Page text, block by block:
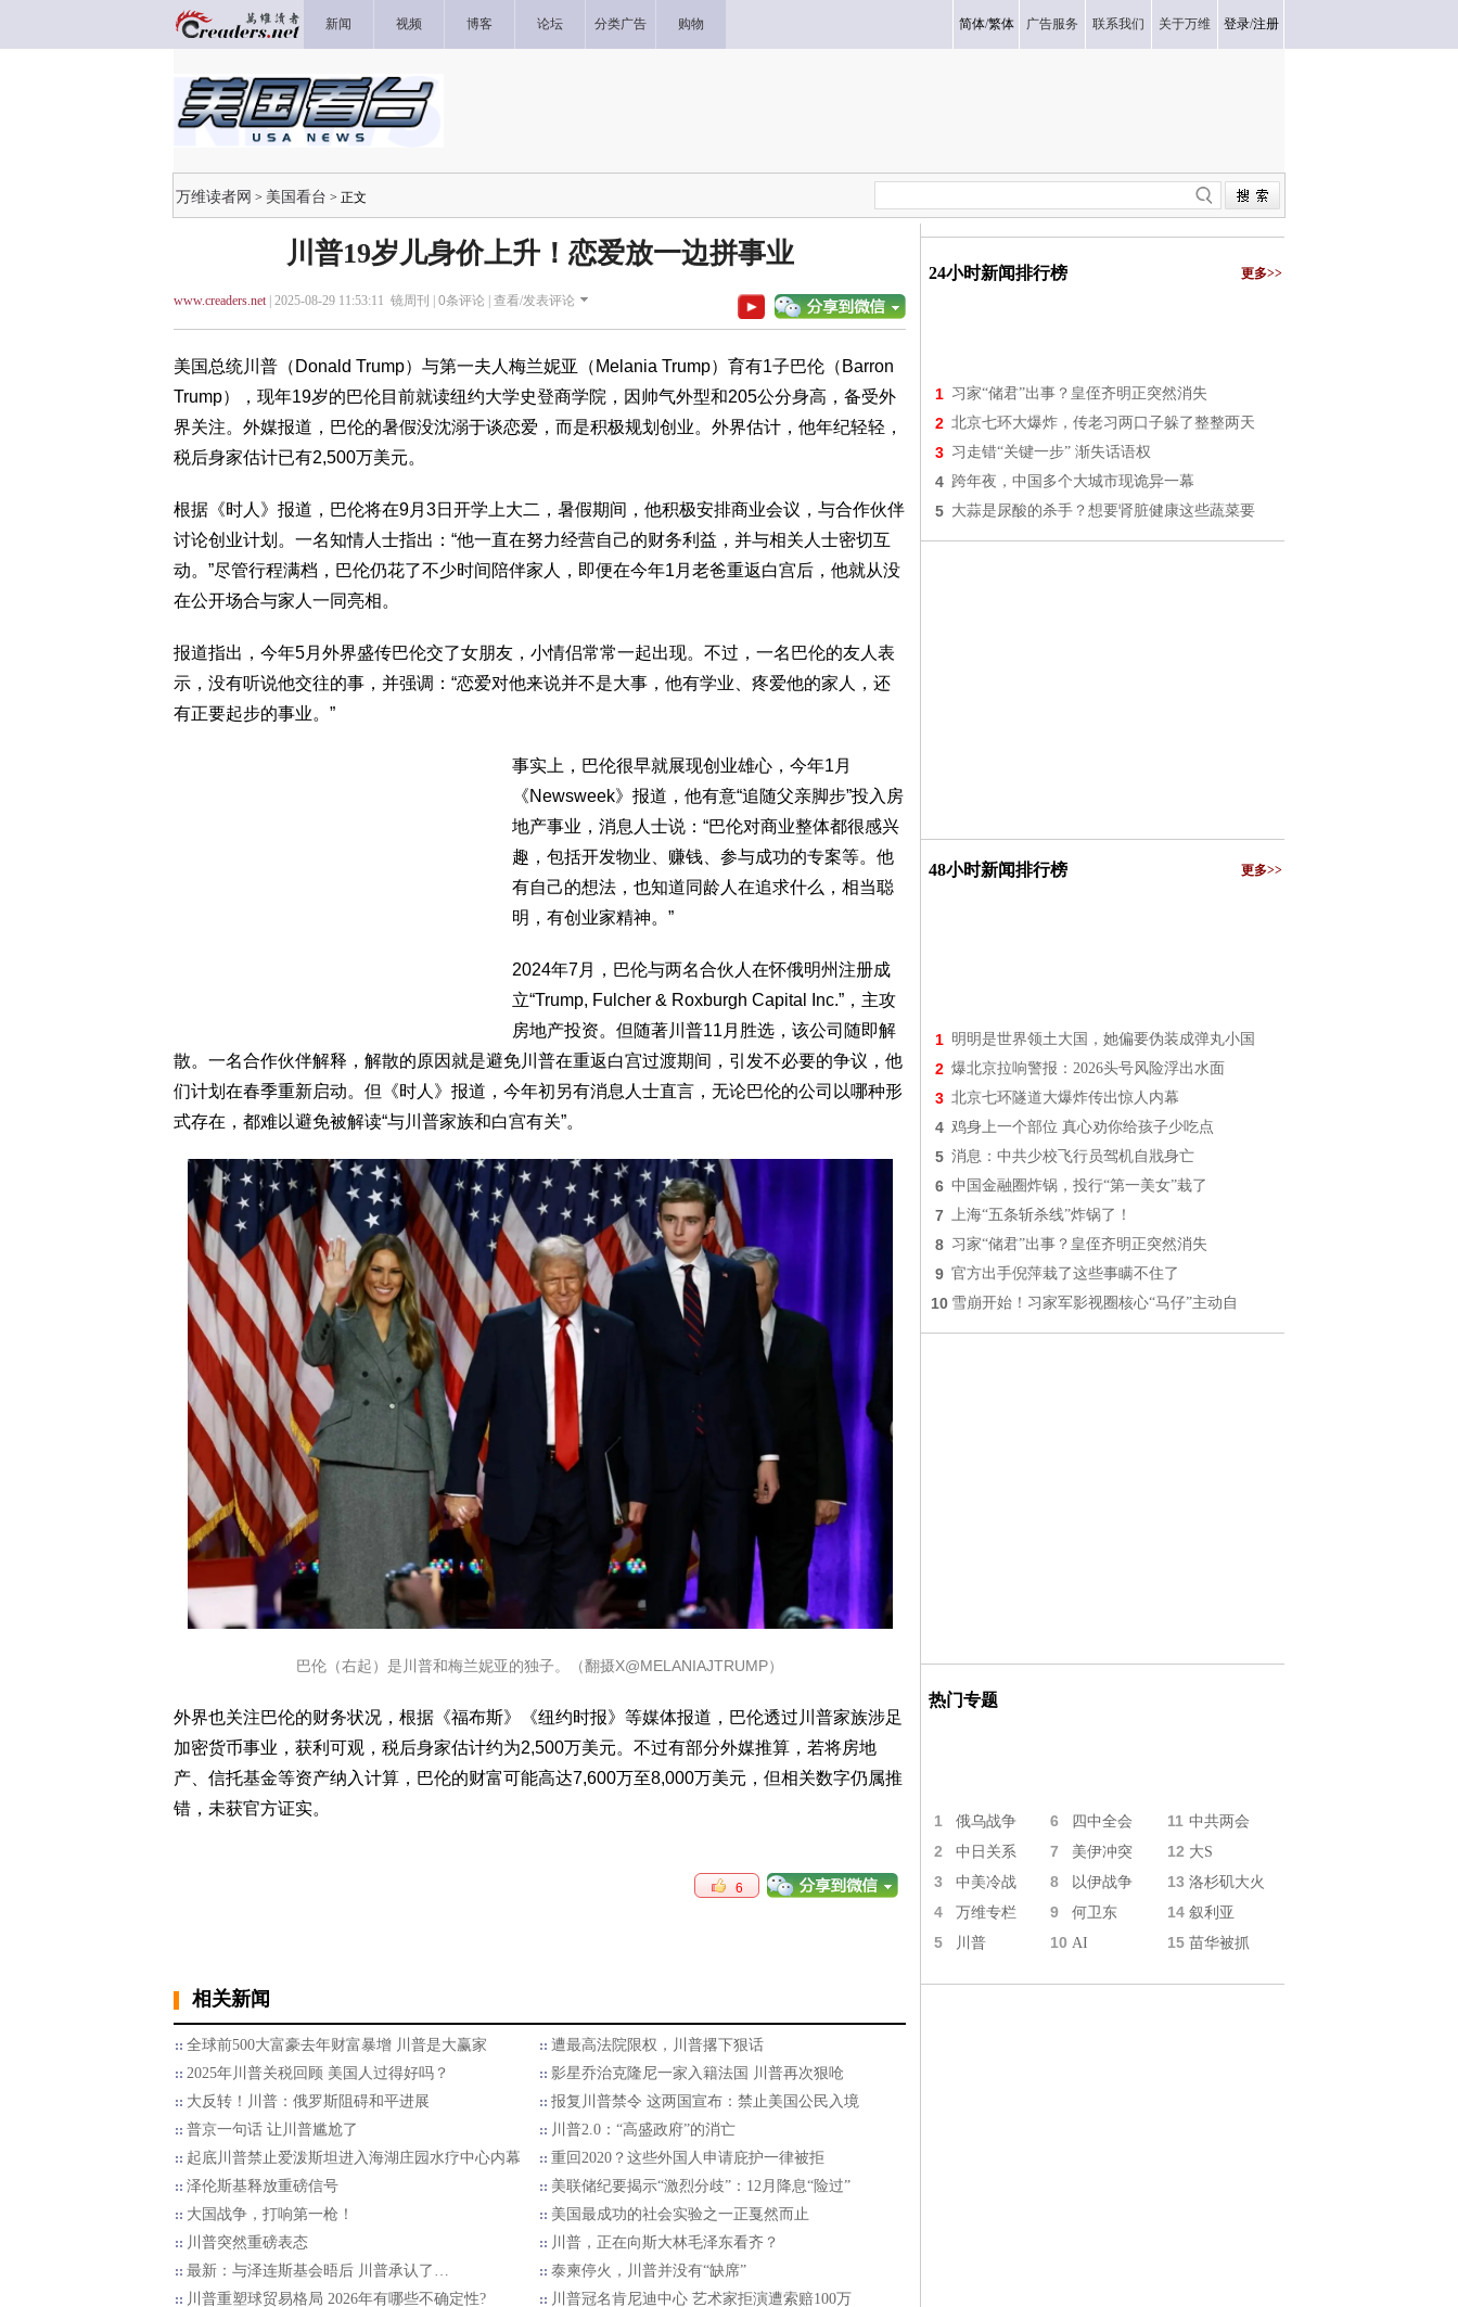
新闻 视频 博客 论坛 分类广告 购物 简体/繁体 广告服务 联系我们 关于万维 登录/注册
万维读者网 > 美国看台 > 正文
川普19岁儿身价上升！恋爱放一边拼事业
www.creaders.net| 2025-08-29 11:53:11 镜周刊 | 0条评论 | 查看/发表评论
美国总统川普（Donald Trump）与第一夫人梅兰妮亚（Melania Trump）育有1子巴伦（Barron
Trump），现年19岁的巴伦目前就读纽约大学史登商学院，因帅气外型和205公分身高，备受外
界关注。外媒报道，巴伦的暑假没沈溺于谈恋爱，而是积极规划创业。外界估计，他年纪轻轻，
税后身家估计已有2,500万美元。
根据《时人》报道，巴伦将在9月3日开学上大二，暑假期间，他积极安排商业会议，与合作伙伴
讨论创业计划。一名知情人士指出：“他一直在努力经营自己的财务利益，并与相关人士密切互
动。”尽管行程满档，巴伦仍花了不少时间陪伴家人，即便在今年1月老爸重返白宫后，他就从没
在公开场合与家人一同亮相。
报道指出，今年5月外界盛传巴伦交了女朋友，小情侣常常一起出现。不过，一名巴伦的友人表
示，没有听说他交往的事，并强调：“恋爱对他来说并不是大事，他有学业、疼爱他的家人，还
有正要起步的事业。”
事实上，巴伦很早就展现创业雄心，今年1月
《Newsweek》报道，他有意“追随父亲脚步”投入房
地产事业，消息人士说：“巴伦对商业整体都很感兴
趣，包括开发物业、赚钱、参与成功的专案等。他
有自己的想法，也知道同龄人在追求什么，相当聪
明，有创业家精神。”
2024年7月，巴伦与两名合伙人在怀俄明州注册成
立“Trump, Fulcher & Roxburgh Capital Inc.”，主攻
房地产投资。但随著川普11月胜选，该公司随即解
散。一名合作伙伴解释，解散的原因就是避免川普在重返白宫过渡期间，引发不必要的争议，他
们计划在春季重新启动。但《时人》报道，今年初另有消息人士直言，无论巴伦的公司以哪种形
式存在，都难以避免被解读“与川普家族和白宫有关”。
巴伦（右起）是川普和梅兰妮亚的独子。（翻摄X@MELANIAJTRUMP）
外界也关注巴伦的财务状况，根据《福布斯》《纽约时报》等媒体报道，巴伦透过川普家族涉足
加密货币事业，获利可观，税后身家估计约为2,500万美元。不过有部分外媒推算，若将房地
产、信托基金等资产纳入计算，巴伦的财富可能高达7,600万至8,000万美元，但相关数字仍属推
错，未获官方证实。
6
相关新闻
全球前500大富豪去年财富暴增 川普是大赢家
遭最高法院限权，川普撂下狠话
2025年川普关税回顾 美国人过得好吗？
影星乔治克隆尼一家入籍法国 川普再次狠呛
大反转！川普：俄罗斯阻碍和平进展
报复川普禁令 这两国宣布：禁止美国公民入境
普京一句话 让川普尴尬了
川普2.0：“高盛政府”的消亡
起底川普禁止爱泼斯坦进入海湖庄园水疗中心内幕
重回2020？这些外国人申请庇护一律被拒
泽伦斯基释放重磅信号
美联储纪要揭示“激烈分歧”：12月降息“险过”
大国战争，打响第一枪！
美国最成功的社会实验之一正戛然而止
川普突然重磅表态
川普，正在向斯大林毛泽东看齐？
最新：与泽连斯基会晤后 川普承认了…
泰柬停火，川普并没有“缺席”
川普重塑球贸易格局 2026年有哪些不确定性?
川普冠名肯尼迪中心 艺术家拒演遭索赔100万
24小时新闻排行榜 更多>>
1 习家“储君”出事？皇侄齐明正突然消失
2 北京七环大爆炸，传老习两口子躲了整整两天
3 习走错“关键一步” 渐失话语权
4 跨年夜，中国多个大城市现诡异一幕
5 大蒜是尿酸的杀手？想要肾脏健康这些蔬菜要
48小时新闻排行榜 更多>>
1 明明是世界领土大国，她偏要伪装成弹丸小国
2 爆北京拉响警报：2026头号风险浮出水面
3 北京七环隧道大爆炸传出惊人内幕
4 鸡身上一个部位 真心劝你给孩子少吃点
5 消息：中共少校飞行员驾机自戕身亡
6 中国金融圈炸锅，投行“第一美女”栽了
7 上海“五条斩杀线”炸锅了！
8 习家“储君”出事？皇侄齐明正突然消失
9 官方出手倪萍栽了这些事瞒不住了
10 雪崩开始！习家军影视圈核心“马仔”主动自
热门专题
1 俄乌战争 6 四中全会 11 中共两会
2 中日关系 7 美伊冲突 12 大S
3 中美冷战 8 以伊战争 13 洛杉矶大火
4 万维专栏 9 何卫东 14 叙利亚
5 川普 10 AI 15 苗华被抓